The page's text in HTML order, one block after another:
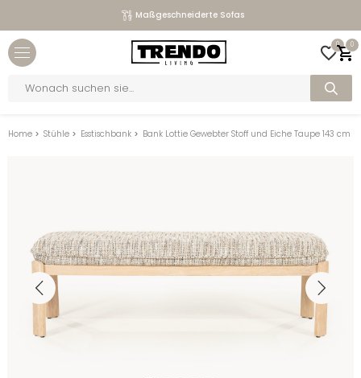
Maßgeschneiderte Sofas
0 0
search
Home > Stühle > Esstischbank > Bank Lottie Gewebter Stoff und Eiche Taupe 143 cm